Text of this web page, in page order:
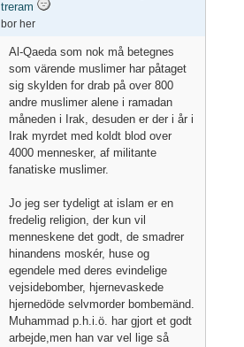
treram
bor her
Al-Qaeda som nok må betegnes
som värende muslimer har påtaget
sig skylden for drab på over 800
andre muslimer alene i ramadan
måneden i Irak, desuden er der i år i
Irak myrdet med koldt blod over
4000 mennesker, af militante
fanatiske muslimer.
Jo jeg ser tydeligt at islam er en
fredelig religion, der kun vil
menneskene det godt, de smadrer
hinandens moskér, huse og
egendele med deres evindelige
vejsidebomber, hjernevaskede
hjernedöde selvmorder bombemänd.
Muhammad p.h.i.ö. har gjort et godt
arbejde,men han var vel lige så